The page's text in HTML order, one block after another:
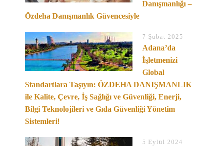
Danışmanlığı –
Özdeha Danışmanlık Güvencesiyle
7 Şubat 2025
Adana’da
İşletmenizi
Global
Standartlara Taşıyın: ÖZDEHA DANIŞMANLIK
ile Kalite, Çevre, İş Sağlığı ve Güvenliği, Enerji,
Bilgi Teknolojileri ve Gıda Güvenliği Yönetim
Sistemleri!
5 Eylül 2024